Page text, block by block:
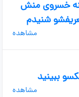
خسروی منش
شنیدم
مشاهده
ببینید
مشاهده